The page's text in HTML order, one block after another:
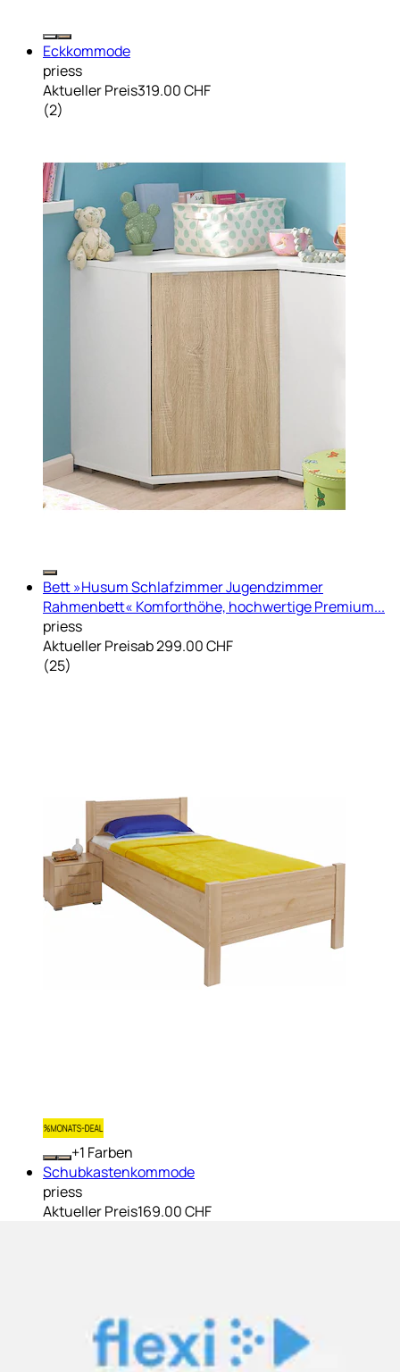
Eckkommode
priess
Aktueller Preis319.00 CHF
(2)
Bett »Husum Schlafzimmer Jugendzimmer
Rahmenbett« Komforthöhe, hochwertige Premium...
priess
Aktueller Preisab299.00 CHF
(25)
+ Farben
Schubkastenkommode
priess
Aktueller Preis169.00 CHF